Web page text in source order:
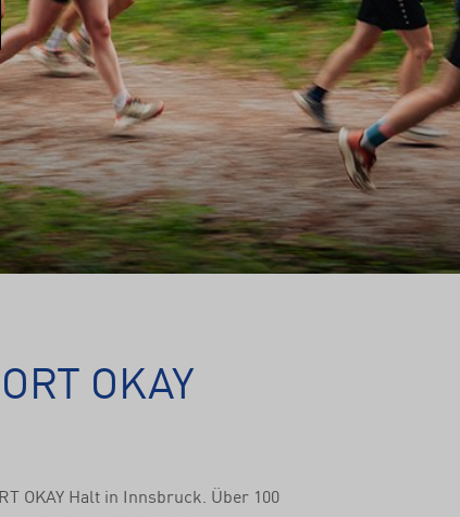
OKAY
OKAY Halt in Innsbruck. Über 100